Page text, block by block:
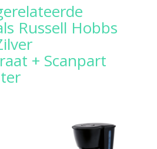
Russell Hobbs
+ Scanpart